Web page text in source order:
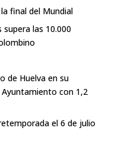
final del Mundial
supera las 10.000
de Huelva en su
con 1,2
el 6 de julio